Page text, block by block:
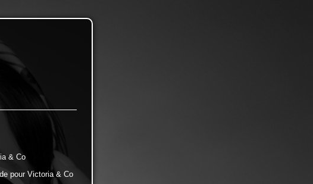
& Co
pour Victoria & Co